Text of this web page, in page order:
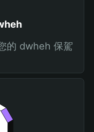
的 dwheh 保駕